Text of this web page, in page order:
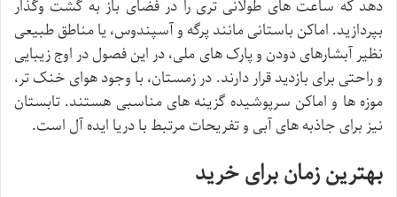
دهد که ساعت های طولانی تری را در فضای باز به گشت وگذار
بپردازید. اماکن باستانی مانند پرگه و آسپندوس، یا مناطق طبیعی
نظیر آبشارهای دودن و پارک های ملی، در این فصول در اوج زیبایی
و راحتی برای بازدید قرار دارند. در زمستان، با وجود هوای خنک تر،
موزه ها و اماکن سرپوشیده گزینه های مناسبی هستند. تابستان
نیز برای جاذبه های آبی و تفریحات مرتبط با دریا ایده آل است.
بهترین زمان برای خرید